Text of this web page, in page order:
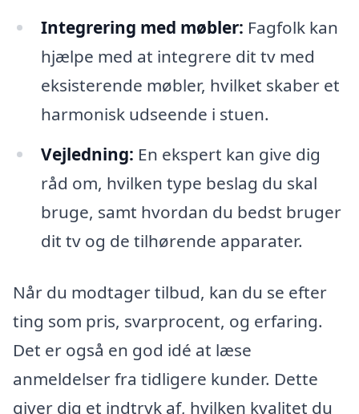
Integrering med møbler: Fagfolk kan
hjælpe med at integrere dit tv med
eksisterende møbler, hvilket skaber et
harmonisk udseende i stuen.
Vejledning: En ekspert kan give dig
råd om, hvilken type beslag du skal
bruge, samt hvordan du bedst bruger
dit tv og de tilhørende apparater.
Når du modtager tilbud, kan du se efter
ting som pris, svarprocent, og erfaring.
Det er også en god idé at læse
anmeldelser fra tidligere kunder. Dette
giver dig et indtryk af, hvilken kvalitet du